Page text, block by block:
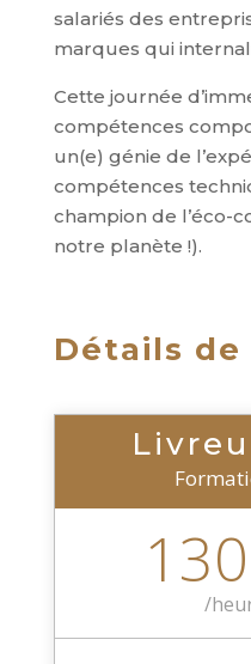
salariés des
marques qui
Cette journée
compétences
un(e) génie de
compétences
champion de l’éco-
notre planète !).
Détails
/